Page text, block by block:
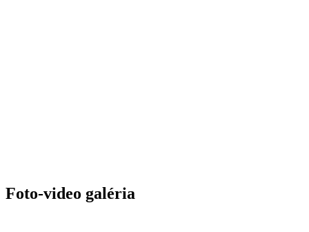
Foto-video galéria